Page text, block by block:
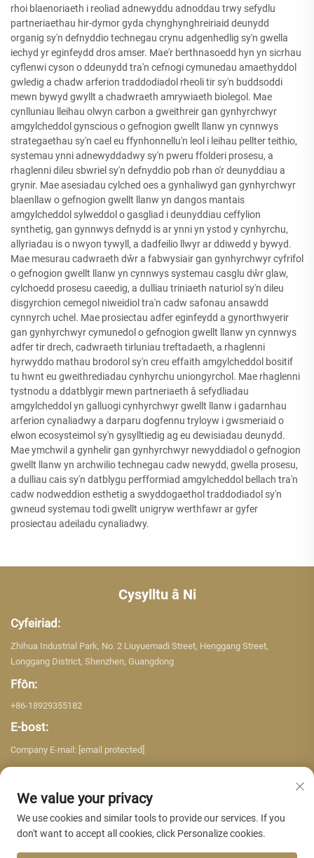
rhoi blaenoriaeth i reoliad adnewyddu adnoddau trwy sefydlu
partneriaethau hir-dymor gyda chynghynghreiriaid deunydd
organig sy'n defnyddio technegau crynu adgenhedlig sy'n gwella
iechyd yr eginfeydd dros amser. Mae'r berthnasoedd hyn yn sicrhau
cyflenwi cyson o ddeunydd tra'n cefnogi cymunedau amaethyddol
gwledig a chadw arferion traddodiadol rheoli tir sy'n buddsoddi
mewn bywyd gwyllt a chadwraeth amrywiaeth biolegol. Mae
cynlluniau lleihau olwyn carbon a gweithreir gan gynhyrchwyr
amgylcheddol gynscious o gefnogion gwellt llanw yn cynnwys
strategaethau sy'n cael eu ffynhonnellu'n leol i leihau pellter teithio,
systemau ynni adnewyddadwy sy'n pweru ffolderi prosesu, a
rhaglenni dileu sbwriel sy'n defnyddio pob rhan o'r deunyddiau a
grynir. Mae asesiadau cylched oes a gynhaliwyd gan gynhyrchwyr
blaenllaw o gefnogion gwellt llanw yn dangos mantais
amgylcheddol sylweddol o gasgliad i deunyddiau ceffylion
synthetig, gan gynnwys defnydd is ar ynni yn ystod y cynhyrchu,
allyriadau is o nwyon tywyll, a dadfeilio llwyr ar ddiwedd y bywyd.
Mae mesurau cadwraeth dŵr a fabwysiair gan gynhyrchwyr cyfrifol
o gefnogion gwellt llanw yn cynnwys systemau casglu dŵr glaw,
cylchoedd prosesu caeedig, a dulliau triniaeth naturiol sy'n dileu
disgyrchion cemegol niweidiol tra'n cadw safonau ansawdd
cynnyrch uchel. Mae prosiectau adfer eginfeydd a gynorthwyerir
gan gynhyrchwyr cymunedol o gefnogion gwellt llanw yn cynnwys
adfer tir drech, cadwraeth tirluniau treftadaeth, a rhaglenni
hyrwyddo mathau brodorol sy'n creu effaith amgylcheddol bositif
tu hwnt eu gweithrediadau cynhyrchu uniongyrchol. Mae rhaglenni
tystnodu a ddatblygir mewn partneriaeth â sefydliadau
amgylcheddol yn galluogi cynhyrchwyr gwellt llanw i gadarnhau
arferion cynaliadwy a darparu dogfennu tryloyw i gwsmeriaid o
elwon ecosysteimol sy'n gysylltiedig ag eu dewisiadau deunydd.
Mae ymchwil a gynhelir gan gynhyrchwyr newyddiadol o gefnogion
gwellt llanw yn archwilio technegau cadw newydd, gwella prosesu,
a dulliau cais sy'n datblygu perfformiad amgylcheddol bellach tra'n
cadw nodweddion esthetig a swyddogaethol traddodiadol sy'n
gwneud systemau todi gwellt unigryw werthfawr ar gyfer
prosiectau adeiladu cynaliadwy.
Cysylltu â Ni
Cyfeiriad:
Zhihua Industrial Park, No. 2 Liuyuemadi Street, Henggang Street,
Longgang District, Shenzhen, Guangdong
Ffôn:
+86-18929355182
E-bost:
Company E-mail: [email protected]
We value your privacy
We use cookies and similar tools to provide our services. If you
don't want to accept all cookies, click Personalize cookies.